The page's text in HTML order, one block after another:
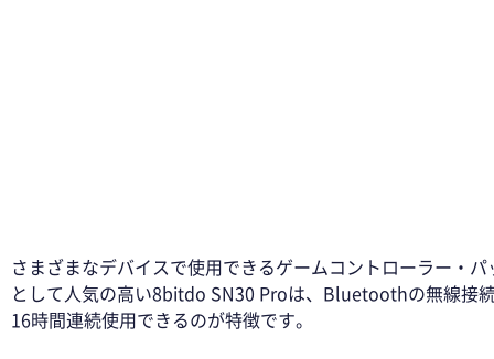
さまざまなデバイスで使用できるゲームコントローラー・パ
として人気の高い8bitdo SN30 Proは、Bluetoothの無線接
16時間連続使用できるのが特徴です。